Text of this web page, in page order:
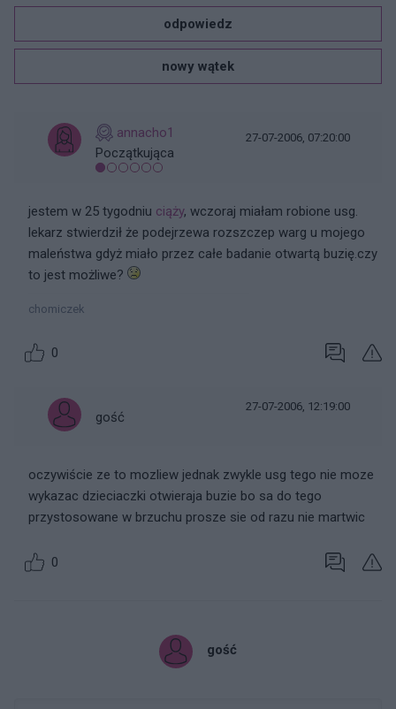
odpowiedz
nowy wątek
annacho1
Początkująca
27-07-2006, 07:20:00
jestem w 25 tygodniu ciąży, wczoraj miałam robione usg.
lekarz stwierdził że podejrzewa rozszczep warg u mojego
maleństwa gdyż miało przez całe badanie otwartą buzię.czy
to jest możliwe?
chomiczek
0
gość
27-07-2006, 12:19:00
oczywiście ze to mozliew jednak zwykle usg tego nie moze
wykazac dzieciaczki otwieraja buzie bo sa do tego
przystosowane w brzuchu prosze sie od razu nie martwic
0
gość